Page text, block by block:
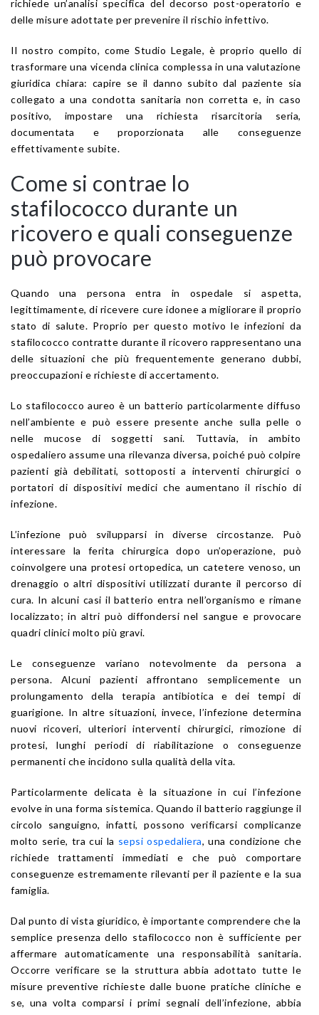
richiede un’analisi specifica del decorso post-operatorio e
delle misure adottate per prevenire il rischio infettivo.
Il nostro compito, come Studio Legale, è proprio quello di
trasformare una vicenda clinica complessa in una valutazione
giuridica chiara: capire se il danno subito dal paziente sia
collegato a una condotta sanitaria non corretta e, in caso
positivo, impostare una richiesta risarcitoria seria,
documentata e proporzionata alle conseguenze
effettivamente subite.
Come si contrae lo
stafilococco durante un
ricovero e quali conseguenze
può provocare
Quando una persona entra in ospedale si aspetta,
legittimamente, di ricevere cure idonee a migliorare il proprio
stato di salute. Proprio per questo motivo le infezioni da
stafilococco contratte durante il ricovero rappresentano una
delle situazioni che più frequentemente generano dubbi,
preoccupazioni e richieste di accertamento.
Lo stafilococco aureo è un batterio particolarmente diffuso
nell’ambiente e può essere presente anche sulla pelle o
nelle mucose di soggetti sani. Tuttavia, in ambito
ospedaliero assume una rilevanza diversa, poiché può colpire
pazienti già debilitati, sottoposti a interventi chirurgici o
portatori di dispositivi medici che aumentano il rischio di
infezione.
L’infezione può svilupparsi in diverse circostanze. Può
interessare la ferita chirurgica dopo un’operazione, può
coinvolgere una protesi ortopedica, un catetere venoso, un
drenaggio o altri dispositivi utilizzati durante il percorso di
cura. In alcuni casi il batterio entra nell’organismo e rimane
localizzato; in altri può diffondersi nel sangue e provocare
quadri clinici molto più gravi.
Le conseguenze variano notevolmente da persona a
persona. Alcuni pazienti affrontano semplicemente un
prolungamento della terapia antibiotica e dei tempi di
guarigione. In altre situazioni, invece, l’infezione determina
nuovi ricoveri, ulteriori interventi chirurgici, rimozione di
protesi, lunghi periodi di riabilitazione o conseguenze
permanenti che incidono sulla qualità della vita.
Particolarmente delicata è la situazione in cui l’infezione
evolve in una forma sistemica. Quando il batterio raggiunge il
circolo sanguigno, infatti, possono verificarsi complicanze
molto serie, tra cui la sepsi ospedaliera, una condizione che
richiede trattamenti immediati e che può comportare
conseguenze estremamente rilevanti per il paziente e la sua
famiglia.
Dal punto di vista giuridico, è importante comprendere che la
semplice presenza dello stafilococco non è sufficiente per
affermare automaticamente una responsabilità sanitaria.
Occorre verificare se la struttura abbia adottato tutte le
misure preventive richieste dalle buone pratiche cliniche e
se, una volta comparsi i primi segnali dell’infezione, abbia